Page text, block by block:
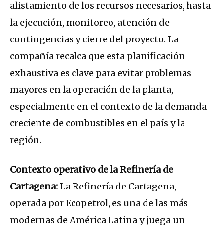
alistamiento de los recursos necesarios, hasta
la ejecución, monitoreo, atención de
contingencias y cierre del proyecto. La
compañía recalca que esta planificación
exhaustiva es clave para evitar problemas
mayores en la operación de la planta,
especialmente en el contexto de la demanda
creciente de combustibles en el país y la
región.
Contexto operativo de la Refinería de
Cartagena:La Refinería de Cartagena,
operada por Ecopetrol, es una de las más
modernas de América Latina y juega un